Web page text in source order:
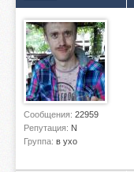
Сообщения: 22959
Репутация: N
Группа: в ухо